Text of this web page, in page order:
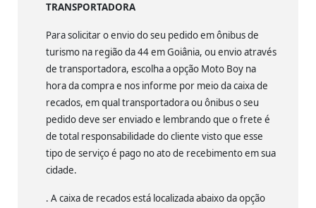
TRANSPORTADORA
Para solicitar o envio do seu pedido em ônibus de
turismo na região da 44 em Goiânia, ou envio através
de transportadora, escolha a opção Moto Boy na
hora da compra e nos informe por meio da caixa de
recados, em qual transportadora ou ônibus o seu
pedido deve ser enviado e lembrando que o frete é
de total responsabilidade do cliente visto que esse
tipo de serviço é pago no ato de recebimento em sua
cidade.
. A caixa de recados está localizada abaixo da opção